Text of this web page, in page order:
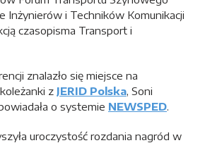
Inżynierów i Techników Komunikacji
czasopisma Transport i
znalazło się miejsce na
z JERID Polska, Soni
o systemie NEWSPED.
uroczystość rozdania nagród w